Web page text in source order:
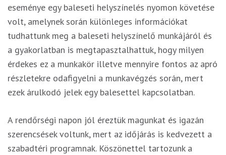
eseménye egy baleseti helyszínelés nyomon követése
volt, amelynek során különleges információkat
tudhattunk meg a baleseti helyszínelő munkájáról és
a gyakorlatban is megtapasztalhattuk, hogy milyen
érdekes ez a munkakör illetve mennyire fontos az apró
részletekre odafigyelni a munkavégzés során, mert
ezek árulkodó jelek egy balesettel kapcsolatban.
A rendőrségi napon jól éreztük magunkat és igazán
szerencsések voltunk, mert az időjárás is kedvezett a
szabadtéri programnak. Köszönettel tartozunk a